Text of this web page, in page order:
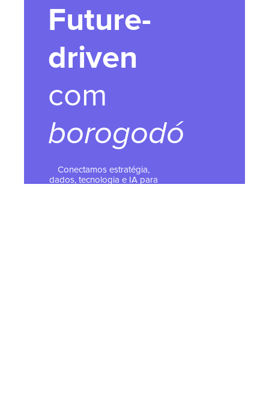
Future-
driven
com
borogodó
Conectamos estratégia,
dados, tecnologia e IA para